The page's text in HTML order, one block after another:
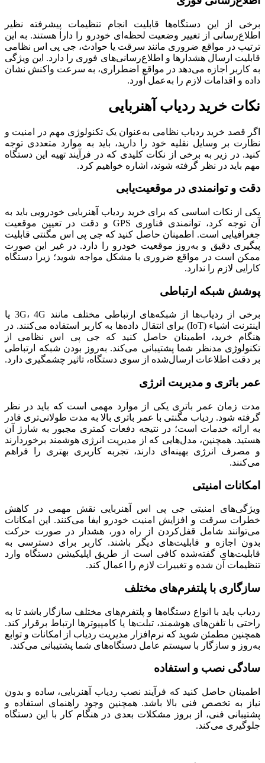
برخی از این دستگاه‌ها قابلیت انجام تنظیمات پیشرفته نظیر
اطلاع‌رسانی از تغییر وضعیت لحظه‌ای خودرو را دارا هستند. به این
ترتیب در مواقع ضروری مانند سرقت یا حوادث، جی پی اس نظامی
قابلیت ارسال هشدارها و اطلاع‌رسانی‌های فوری را دارد. این ویژگی
به کاربر اجازه می‌دهد در مواقع اضطراری، به سرعت واکنش نشان
داده و اقدامات لازم را به‌عمل آورد.
​نکات خرید ردیاب آهنربایی
اگر قصد خرید ردیاب نظامی به‌عنوان یک تکنولوژی مهم در امنیت و
نظارت بر وسایل نقلیه خود را دارید، باید به موارد متعددی توجه
کنید. در زیر به برخی از نکات کلیدی که در فرآیند تهیه این دستگاه
مهم باید در نظر گرفته شوند، اشاره خواهیم کرد.
​دقت و توانمندی در موقعیت‌یابی
یکی از نکات اساسی که برای خرید ردیاب آهنربایی خودرویی باید به
آن توجه کرد، توانمندی فناوری GPS و دقت در تعیین موقعیت
جغرافیایی است. اطمینان حاصل کنید که جی پی اس مگنتی قابلیت
پیگیری دقیق و به‌روز موقعیت خودرو را دارد. در غیر این صورت
ممکن است در مواقع ضروری با مشکل مواجه شوید؛ زیرا دستگاه
کارایی لازم را ندارد.
​پوشش شبکه ارتباطی
برخی از ردیاب‌ها از شبکه‌های ارتباطی مختلف مانند 3G، 4G یا
اینترنت اشیاء (IoT) برای انتقال داده‌ها به کاربر استفاده می‌کنند. در
هنگام خرید، اطمینان حاصل کنید که جی پی اس نظامی از
تکنولوژی مدنظر شما پشتیبانی می‌کند. به‌روز بودن شبکه ارتباطی
بر دقت اطلاعات ارسال‌شده از سوی دستگاه، تاثیر چشمگیری دارد.
​عمر باتری و مدیریت انرژی
مدت زمان عمر باتری یکی از موارد مهمی است که باید در نظر
گرفته شود. ردیاب مگنتی با عمر باتری بالا به مدت طولانی‌تری قادر
به ارائه خدمات است؛ در نتیجه دفعات کمتری مجبور به شارژ آن
هستید. همچنین، مدل‌هایی که از مدیریت انرژی هوشمند برخوردارند
و مصرف انرژی بهینه‌ای دارند، تجربه کاربری بهتری را فراهم
می‌کنند.
​امکانات امنیتی
ویژگی‌های امنیتی جی پی اس آهنربایی نقش مهمی در کاهش
خطرات سرقت و افزایش امنیت خودرو ایفا می‌کنند. این امکانات
می‌توانند شامل قفل‌کردن از راه دور، هشدار در صورت حرکت
بدون اجازه و قابلیت‌های دیگر باشند. کاربر برای دسترسی به
قابلیت‌های گفته‌شده کافی است از طریق اپلیکیشن دستگاه وارد
تنظیمات آن شده و تغییرات لازم را اعمال کند.
​سازگاری با پلتفرم‌های مختلف
ردیاب باید با انواع دستگاه‌ها و پلتفرم‌های مختلف سازگار باشد تا به
راحتی با تلفن‌های هوشمند، تبلت‌ها یا کامپیوترها ارتباط برقرار کند.
همچنین مطمئن شوید که نرم‌افزار مدیریت ردیاب از امکانات و توابع
به‌روز و سازگار با سیستم عامل دستگاه‌های شما پشتیبانی می‌کند.
​سادگی نصب و استفاده
اطمینان حاصل کنید که فرآیند نصب ردیاب آهنربایی، ساده و بدون
نیاز به تخصص فنی بالا باشد. همچنین وجود راهنمای استفاده و
پشتیبانی فنی، از بروز مشکلات بعدی در هنگام کار با این دستگاه
جلوگیری می‌کند.